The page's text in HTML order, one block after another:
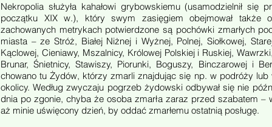
Nekropolia służyła kahałowi grybowskiemu (usamodzielnił się
początku XIX w.), który swym zasięgiem obejmował także
zachowanych metrykach potwierdzone są pochówki zmarłych
miasta – ze Stróż, Białej Niżnej i Wyżnej, Polnej, Siołkowej,
Kąclowej, Cieniawy, Mszalnicy, Królowej Polskiej i Ruskiej,
Brunar, Śnietnicy, Stawiszy, Piorunki, Boguszy, Binczarowej i
chowano tu Żydów, którzy zmarli znajdując się np. w podróży lub
okolicy. Według zwyczaju pogrzeb żydowski odbywał się nie
dnia po zgonie, chyba że osoba zmarła zaraz przed szabatem –
aż minie uświęcony dzień, by oddać zmarłemu ostatnią posługę.